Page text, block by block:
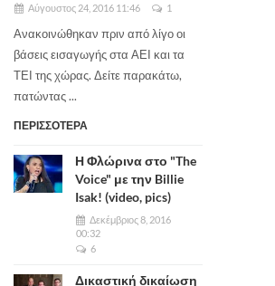
Αύγουστος 24, 2016 11:46 1
Ανακοινώθηκαν πριν από λίγο οι
βάσεις εισαγωγής στα ΑΕΙ και τα
ΤΕΙ της χώρας. Δείτε παρακάτω,
πατώντας ...
ΠΕΡΙΣΣΟΤΕΡΑ
Η Φλώρινα στο "The
Voice" με την Billie
Isak! (video, pics)
Δεκέμβριος 8, 2016
00:32
6
Δικαστική δικαίωση